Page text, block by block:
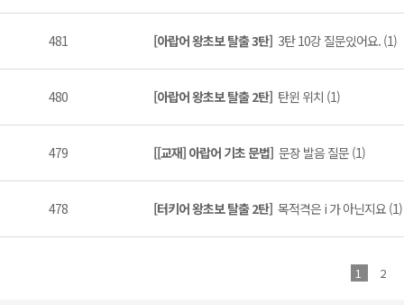
481 [아랍어 왕초보 탈출 3탄] 3탄 10강 질문있어요. (1)
480 [아랍어 왕초보 탈출 2탄] 탄윈 위치 (1)
479 [[교재] 아랍어 기초 문법] 문장 발음 질문 (1)
478 [터키어 왕초보 탈출 2탄] 목적격은 i 가 아닌지요 (1)
1 2